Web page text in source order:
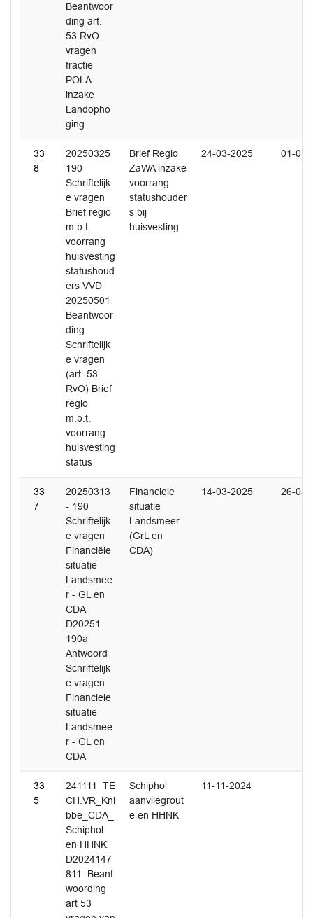
Beantwoor
ding art.
53 RvO
vragen
fractie
POLA
inzake
Landopho
ging
33
8
20250325
190
Schriftelijk
e vragen
Brief regio
m.b.t.
voorrang
huisvesting
statushoud
ers VVD
20250501
Beantwoor
ding
Schriftelijk
e vragen
(art. 53
RvO) Brief
regio
m.b.t.
voorrang
huisvesting
status
Brief Regio
ZaWA inzake
voorrang
statushouder
s bij
huisvesting
24-03-2025 01-05-
33
7
20250313
- 190
Schriftelijk
e vragen
Financiële
situatie
Landsmee
r - GL en
CDA
D20251 -
190a
Antwoord
Schriftelijk
e vragen
Financiele
situatie
Landsmee
r - GL en
CDA
Financiele
situatie
Landsmeer
(GrL en
CDA)
14-03-2025 26-03-
33
5
241111_TE
CH.VR_Kni
bbe_CDA_
Schiphol
en HHNK
D2024147
811_Beant
woording
art 53
Schiphol
aanvliegrout
e en HHNK
11-11-2024